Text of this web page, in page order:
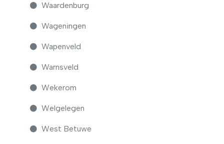
Waardenburg
Wageningen
Wapenveld
Warnsveld
Wekerom
Welgelegen
West Betuwe